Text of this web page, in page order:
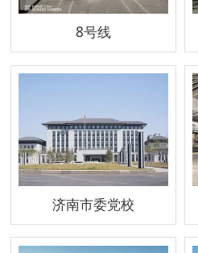
8号线
济南市委党校